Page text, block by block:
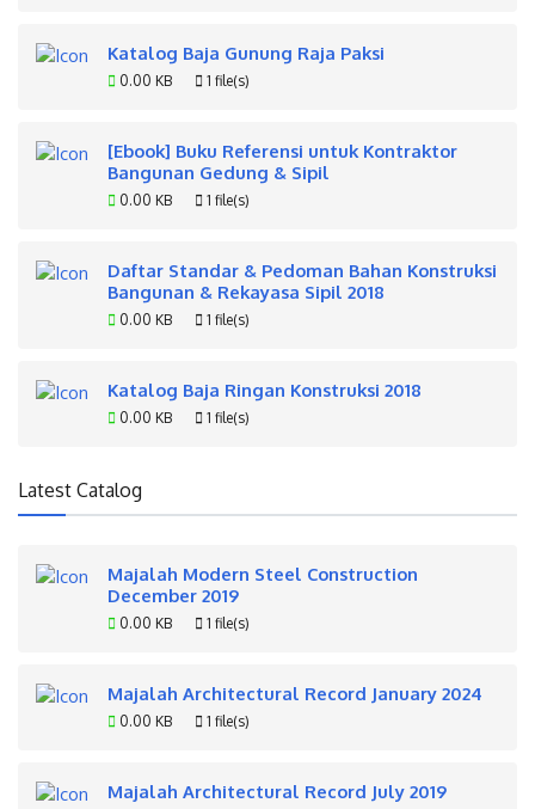
Katalog Baja Gunung Raja Paksi
0.00 KB 1 file(s)
[Ebook] Buku Referensi untuk Kontraktor
Bangunan Gedung & Sipil
0.00 KB 1 file(s)
Daftar Standar & Pedoman Bahan Konstruksi
Bangunan & Rekayasa Sipil 2018
0.00 KB 1 file(s)
Katalog Baja Ringan Konstruksi 2018
0.00 KB 1 file(s)
Latest Catalog
Majalah Modern Steel Construction
December 2019
0.00 KB 1 file(s)
Majalah Architectural Record January 2024
0.00 KB 1 file(s)
Majalah Architectural Record July 2019